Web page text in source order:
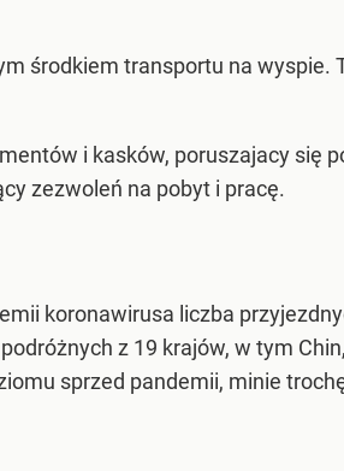
środkiem transportu na wyspie.
i kasków, poruszajacy się
zezwoleń na pobyt i pracę.
koronawirusa liczba
z 19 krajów, w tym
sprzed pandemii, minie